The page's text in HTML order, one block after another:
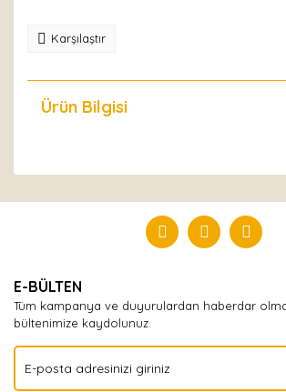
Karşılaştır
Ürün Bilgisi
Yorum Yaz
E-BÜLTEN
Tüm kampanya ve duyurulardan haberdar
bültenimize kaydolunuz.